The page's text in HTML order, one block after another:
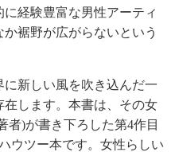
経験豊富な男性アーティ
裾野が広がらないという
新しい風を吹き込んだ一
在します。本書は、その女
者)が書き下ろした第4作目
ウツー本です。女性らしい